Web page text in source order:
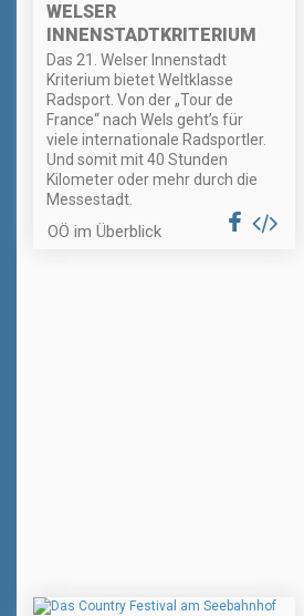
WELSER
INNENSTADTKRITERIUM
Das 21. Welser Innenstadt
Kriterium bietet Weltklasse
Radsport. Von der „Tour de
France“ nach Wels geht’s für
viele internationale Radsportler.
Und somit mit 40 Stunden
Kilometer oder mehr durch die
Messestadt.
OÖ im Überblick